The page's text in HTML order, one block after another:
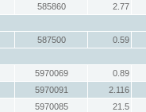
585860
2.77
587500
0.59
5970069
0.89
5970091
2.116
5970085
21.5